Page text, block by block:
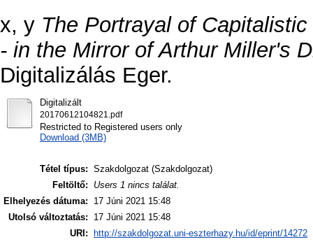
x, y The Portrayal of
- in the Mirror of Arthur Miller's
Digitalizálás Eger.
Digitalizált
20170612104821.pdf
Restricted to Registered users only
Download (3MB)
Tétel típus: Szakdolgozat (Szakdolgozat)
Feltöltő:
Users 1 nincs találat.
Elhelyezés dátuma:
17 Júni 2021 15:48
Utolsó változtatás:
17 Júni 2021 15:48
URI:
http://szakdolgozat.uni-eszterhazy.hu/id/eprint/14272